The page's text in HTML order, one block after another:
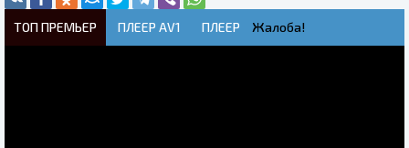
ТОП ПРЕМЬЕР ПЛЕЕР AV1 ПЛЕЕР Жалоба!